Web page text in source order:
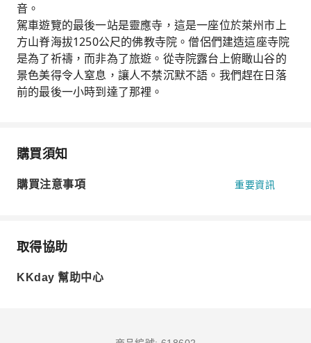
音。
駕車遊覽的最後一站是靈應寺，這是一座位於萊州市上
方山脊海拔1250公尺的佛教寺院。僧侶們建造這座寺院
是為了祈禱，而非為了旅遊。從寺院露台上俯瞰山谷的
景色美得令人窒息，讓人不禁沉默不語。我們趕在日落
前的最後一小時到達了那裡。
購買須知
購買注意事項 重要資訊
取得協助
KKday 幫助中心